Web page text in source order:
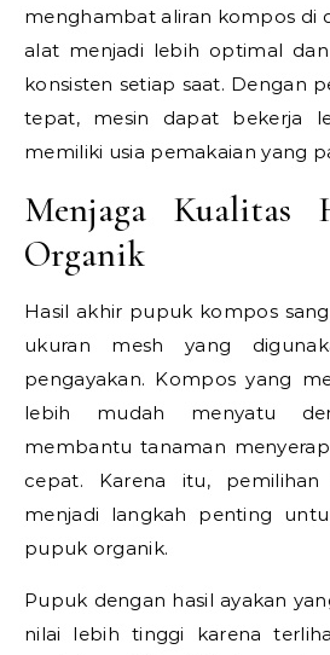
menghambat aliran kompos di
alat menjadi lebih optimal
konsisten setiap saat. Dengan
tepat, mesin dapat bekerja
memiliki usia pemakaian yang
Menjaga Kualitas
Organik
Hasil akhir pupuk kompos
ukuran mesh yang
pengayakan. Kompos yang
lebih mudah menyatu
membantu tanaman
cepat. Karena itu,
menjadi langkah penting
pupuk organik.
Pupuk dengan hasil ayakan
nilai lebih tinggi karena